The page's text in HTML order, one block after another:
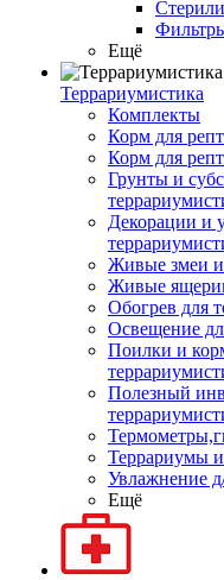
Ещё
Террариумистика
Комплекты
Корм для
Корм для
Грунты и
Декорации и
Живые змеи
Живые
Обогрев для
Освещение
Поилки и
Полезный
Террариумы
Увлажнение
Ещё